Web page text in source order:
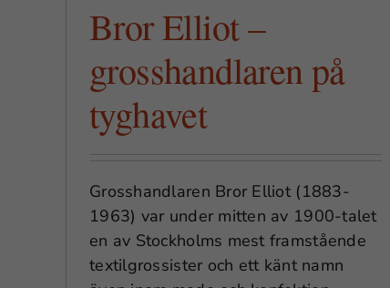
Bror Elliot –
grosshandlaren på
tyghavet
Grosshandlaren Bror Elliot (1883-
1963) var under mitten av 1900-talet
en av Stockholms mest framstående
textilgrossister och ett känt namn